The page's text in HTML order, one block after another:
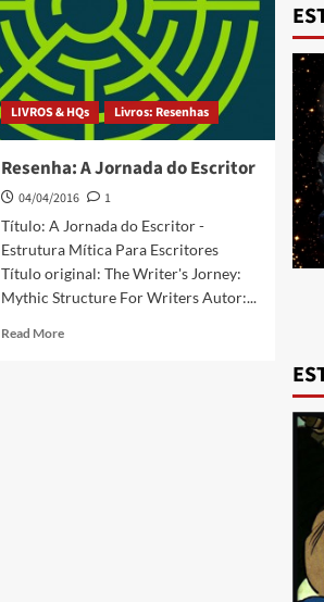
LIVROS & HQs Livros: Resenhas
Resenha: A Jornada do Escritor
04/04/2016
1
Título: A Jornada do Escritor -
Estrutura Mítica Para Escritores
Título original: The Writer's Jorney:
Mythic Structure For Writers Autor:...
Read More